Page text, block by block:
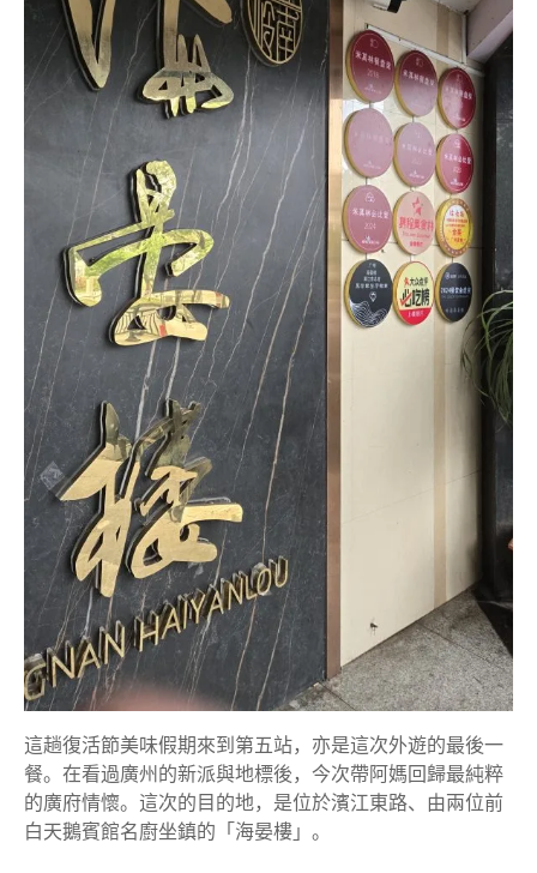
這趟復活節美味假期來到第五站，亦是這次外遊的最後一
餐。在看過廣州的新派與地標後，今次帶阿媽回歸最純粹
的廣府情懷。這次的目的地，是位於濱江東路、由兩位前
白天鵝賓館名廚坐鎮的「海晏樓」。